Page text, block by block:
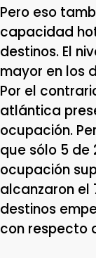
Pero eso
capacidad
destinos. El
mayor en los
Por el
atlántica
ocupación.
que sólo 5 de
ocupación
alcanzaron el
destinos
con respecto